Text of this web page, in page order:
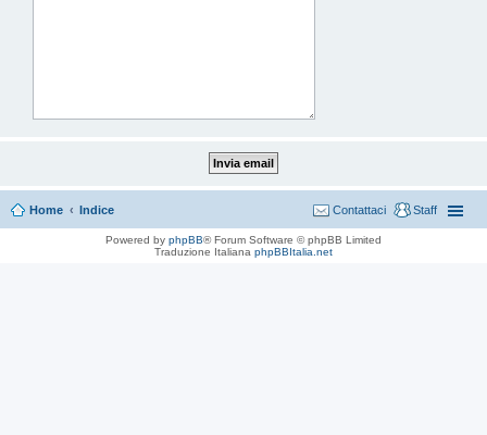
Home Indice Staff
Contattaci
Powered by phpBB® Forum Software © phpBB Limited
Traduzione Italiana phpBBItalia.net